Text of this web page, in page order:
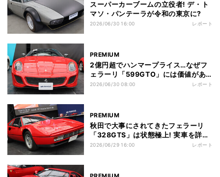
スーパーカーブームの立役者! デ・ト
マソ・パンテーラが令和の東京に?
2026/06/30 16:00 レポート
PREMIUM
2億円超でハンマープライス…なぜフ
ェラーリ「599GTO」には価値があ
るのか
2026/06/30 08:00 レポート
PREMIUM
秋田で大事にされてきたフェラーリ
「328GTS」は状態極上! 実車を詳細
確認
2026/06/29 16:00 レポート